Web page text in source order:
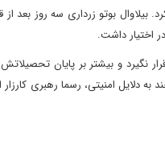
نگیرد و بیشتر بر پایان
دلایل امنیتی، رسما رهبری کارزار